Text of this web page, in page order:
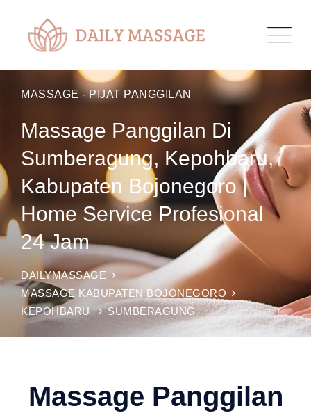
MASSAGE - PIJAT PANGGILAN
Massage Panggilan Di
Sumberagung, Kepohbaru,
Kabupaten Bojonegoro |
Home Service Profesional
24 Jam
DAILYMASSAGE
MASSAGE KABUPATEN BOJONEGORO
KEPOHBARU
SUMBERAGUNG
Massage Panggilan